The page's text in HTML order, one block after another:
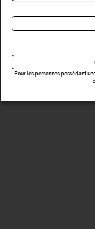
Pour les personnes possédant